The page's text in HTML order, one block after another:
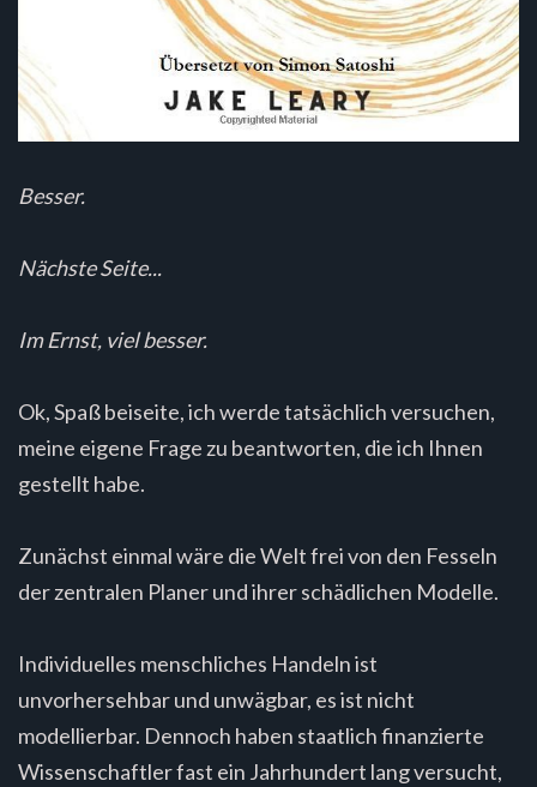
Besser.
Nächste Seite...
Im Ernst, viel besser.
Ok, Spaß beiseite, ich werde tatsächlich versuchen,
meine eigene Frage zu beantworten, die ich Ihnen
gestellt habe.
Zunächst einmal wäre die Welt frei von den Fesseln
der zentralen Planer und ihrer schädlichen Modelle.
Individuelles menschliches Handeln ist
unvorhersehbar und unwägbar, es ist nicht
modellierbar. Dennoch haben staatlich finanzierte
Wissenschaftler fast ein Jahrhundert lang versucht,